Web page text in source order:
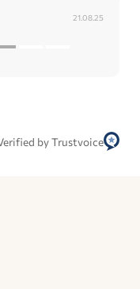
21.08.25
by Trustvoice